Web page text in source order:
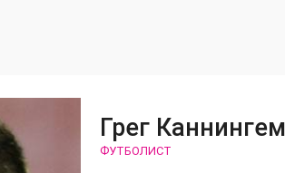
Грег Каннингем
ФУТБОЛИСТ